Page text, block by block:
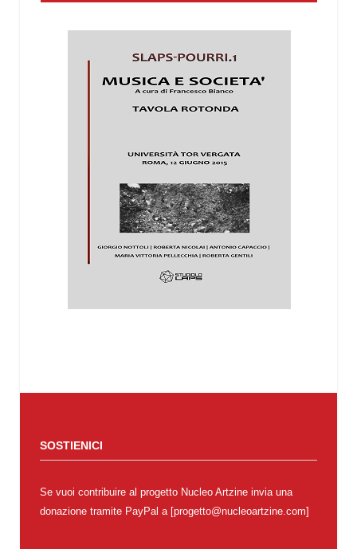
SOSTIENICI
Se vuoi contribuire al progetto Nucleo Artzine invia una
donazione tramite PayPal a [progetto@nucleoartzine.com]